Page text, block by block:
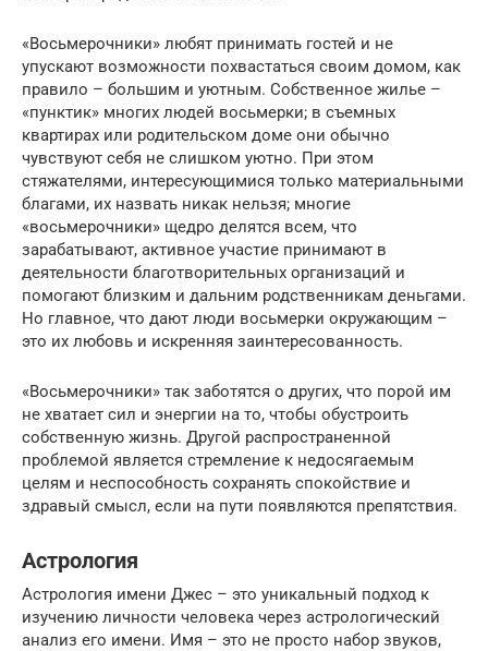
«Восьмерочники» любят принимать гостей и не
упускают возможности похвастаться своим домом, как
правило – большим и уютным. Собственное жилье –
«пунктик» многих людей восьмерки; в съемных
квартирах или родительском доме они обычно
чувствуют себя не слишком уютно. При этом
стяжателями, интересующимися только материальными
благами, их назвать никак нельзя; многие
«восьмерочники» щедро делятся всем, что
зарабатывают, активное участие принимают в
деятельности благотворительных организаций и
помогают близким и дальним родственникам деньгами.
Но главное, что дают люди восьмерки окружающим –
это их любовь и искренняя заинтересованность.
«Восьмерочники» так заботятся о других, что порой им
не хватает сил и энергии на то, чтобы обустроить
собственную жизнь. Другой распространенной
проблемой является стремление к недосягаемым
целям и неспособность сохранять спокойствие и
здравый смысл, если на пути появляются препятствия.
Астрология
Астрология имени Джес – это уникальный подход к
изучению личности человека через астрологический
анализ его имени. Имя – это не просто набор звуков,